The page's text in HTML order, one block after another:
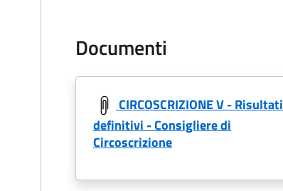
Documenti
CIRCOSCRIZIONE V - Risultati
definitivi - Consigliere di
Circoscrizione